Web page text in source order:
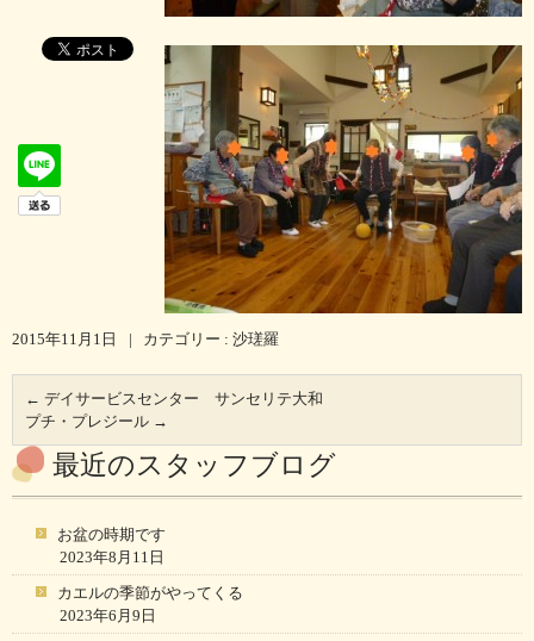
2015年11月1日 | カテゴリー : 沙瑳羅
← デイサービスセンター サンセリテ大和
プチ・プレジール →
最近のスタッフブログ
お盆の時期です
2023年8月11日
カエルの季節がやってくる
2023年6月9日